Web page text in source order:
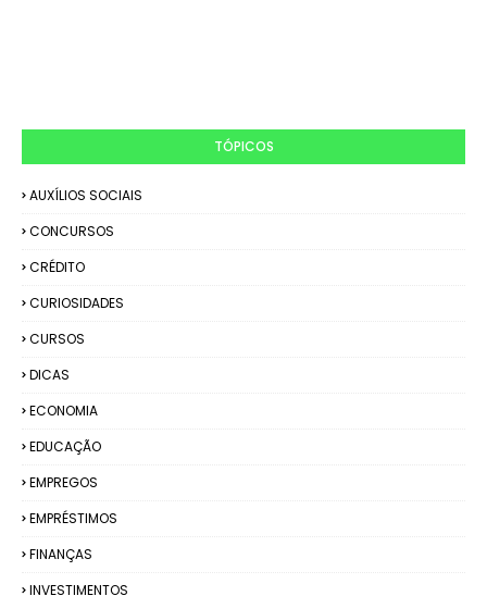
TÓPICOS
AUXÍLIOS SOCIAIS
CONCURSOS
CRÉDITO
CURIOSIDADES
CURSOS
DICAS
ECONOMIA
EDUCAÇÃO
EMPREGOS
EMPRÉSTIMOS
FINANÇAS
INVESTIMENTOS